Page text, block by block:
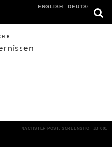
ENGLISH DEUTSCH
B
NÄCHSTER POST: SCREENSHOT JB 001